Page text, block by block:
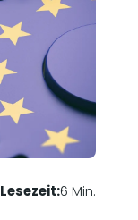
Lesezeit:6 Min.